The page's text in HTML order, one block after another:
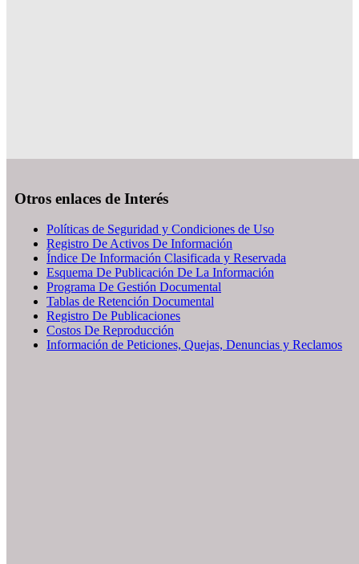
Otros enlaces de Interés
Políticas de Seguridad y Condiciones de Uso
Registro De Activos De Información
Índice De Información Clasificada y Reservada
Esquema De Publicación De La Información
Programa De Gestión Documental
Tablas de Retención Documental
Registro De Publicaciones
Costos De Reproducción
Información de Peticiones, Quejas, Denuncias y Reclamos